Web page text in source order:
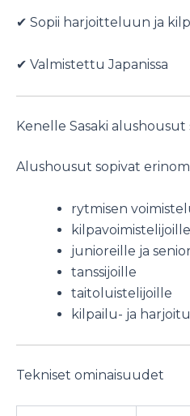
✔ Sopii harjoitteluun ja
✔ Valmistettu Japanissa
Kenelle Sasaki alushousut
Alushousut sopivat
rytmisen
kilpavoimistelijoille
junioreille ja
tanssijoille
taitoluistelijoille
kilpailu- ja
Tekniset ominaisuudet